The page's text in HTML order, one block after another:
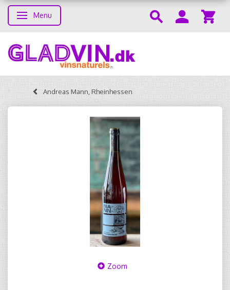
Skifte navigation
Menu
Andreas Mann, Rheinhessen
Zoom